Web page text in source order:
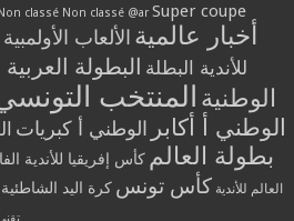
Non classé Non classé @ar Super coupe
أخبار عالمية الألعاب الأولمبية
للأندية البطلة البطولة
الوطنية المنتخب
الوطني أ أكابر الوطني أ كبريات
بطولة العالم كأس إفريقيا للأندية
العالم للأندية كأس تونس كرة اليد الشاطئية